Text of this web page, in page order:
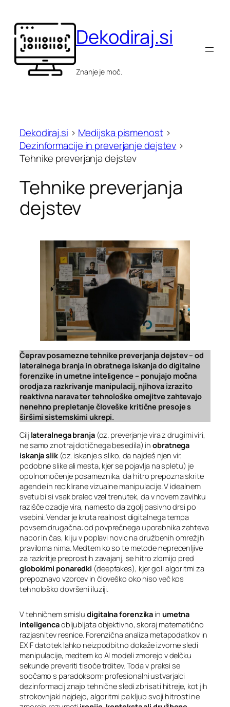
content
Dekodiraj.si
Znanje je moč.
Dekodiraj.si > Medijska pismenost>
Dezinformacije in preverjanje dejstev >
Tehnike preverjanja dejstev
Tehnike preverjanja
dejstev
Čeprav posamezne tehnike preverjanja dejstev – od
lateralnega branja in obratnega iskanja do digitalne
forenzike in umetne inteligence – ponujajo močna
orodja za razkrivanje manipulacij, njihova izrazito
reaktivna narava ter tehnološke omejitve zahtevajo
nenehno prepletanje človeške kritične presoje s
širšimi sistemskimi ukrepi.
Cilj lateralnega branja(oz. preverjanje vira z drugimi viri,
ne samo znotraj dotičnega besedila) inobratnega
iskanja slik(oz. iskanje s sliko, da najdeš njen vir,
podobne slike ali mesta, kjer se pojavlja na spletu) je
opolnomočenje posameznika, da hitro prepozna skrite
agende in reciklirane vizualne manipulacije. V idealnem
svetu bi si vsak bralec vzel trenutek, da v novem zavihku
razišče ozadje vira, namesto da zgolj pasivno drsi po
vsebini. Vendar je kruta realnost digitalnega tempa
povsem drugačna: od povprečnega uporabnika zahteva
napor in čas, ki ju v poplavi novic na družbenih omrežjih
praviloma nima. Medtem ko so te metode neprecenljive
za razkritje preprostih zavajanj, se hitro zlomijo pred
globokimi ponaredki (deepfakes), kjer goli algoritmi za
prepoznavo vzorcev in človeško oko niso več kos
tehnološko dovršeni iluziji.
V tehničnem smisludigitalna forenzika in umetna
inteligencaobljubljata objektivno, skoraj matematično
razjasnitev resnice. Forenzična analiza metapodatkov in
EXIF datotek lahko neizpodbitno dokaže izvorne sledi
manipulacije, medtem ko AI modeli zmorejo v delčku
sekunde preveriti tisoče trditev. Toda v praksi se
soočamo s paradoksom: profesionalni ustvarjalci
dezinformacij znajo tehnične sledi zbrisati hitreje, kot jih
strokovnjaki najdejo, algoritmi pa kljub svoji hitrosti ne